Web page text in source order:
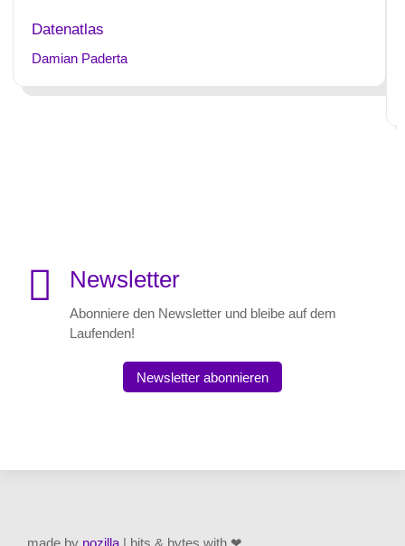
Datenatlas
Damian Paderta
 Newsletter
Abonniere den Newsletter und bleibe auf dem
Laufenden!
Newsletter abonnieren
made by nozilla | bits & bytes with ❤